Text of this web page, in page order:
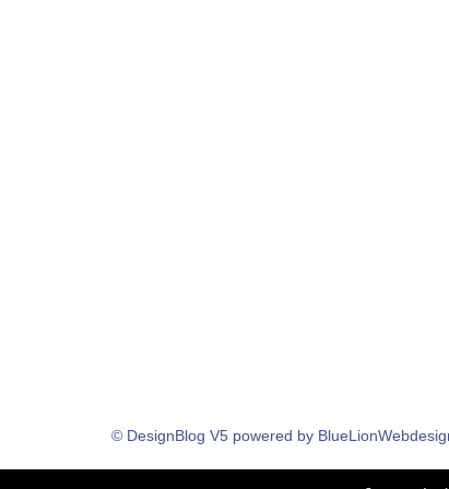
© DesignBlog V5 powered by